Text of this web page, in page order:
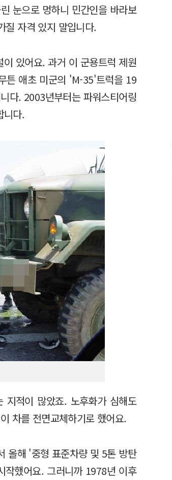
눈으로 멍하니 민간인을 바라보
질 자격 있지 말입니다.
있어요. 과거 이 군용트럭 제원
튼 애초 미군의 'M-35'트럭을 19
다. 2003년부터는 파워스티어링
니다.
지적이 많았죠. 노후화가 심해도
차를 전면교체하기로 했어요.
올해 '중형 표준차량 및 5톤 방탄
작했어요. 그러니까 1978년 이후